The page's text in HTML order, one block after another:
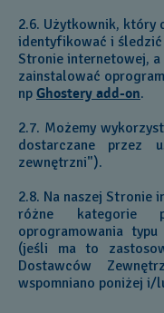
2.6. Użytkownik, który
identyfikować i
Stronie internetowej,
zainstalować
np Ghostery add-on.
2.7. Możemy
dostarczane przez
zewnętrzni").
2.8. Na naszej Stronie
różne kategorie
oprogramowania
(jeśli ma to
Dostawców
wspomniano poniżej i/